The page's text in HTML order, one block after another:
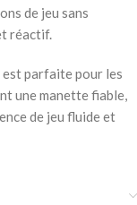
de jeu sans
réactif.
est parfaite pour les
une manette fiable,
de jeu fluide et